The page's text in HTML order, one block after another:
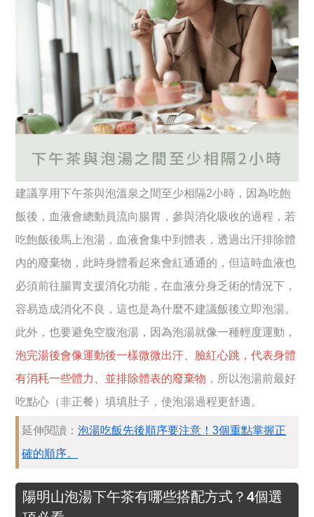
建議享用下午茶與泡溫泉之間至少相隔2小時，因為吃飽
飯後，血液會總動員流向腸胃，參與消化吸收的過程，若
吃飽飯後馬上泡湯，血液會集中到體表，透過出汗排除體
內的廢棄物，此時身體看起來會紅通通的，但這時血液也
必須前往腸胃支援消化功能，在血液分身乏術的情況下，
容易造成消化不良，這也是為什麼不建議飯後立即泡湯。
此外，也要避免空腹泡湯，因為泡湯就像一種輕度運動，
泡完湯後會像運動後一樣微微出汗、臉紅心跳，代表身體
有消秏一些體力、並排除體表的廢棄物 ，所以泡湯前最好
吃點心（非正餐）填填肚子，使泡湯過程更舒適。
延伸閱讀：泡湯吃飯先後順序要注意！3個重點掌握正
確的順序。
陽明山泡湯下午茶有哪些搭配方式？4個選